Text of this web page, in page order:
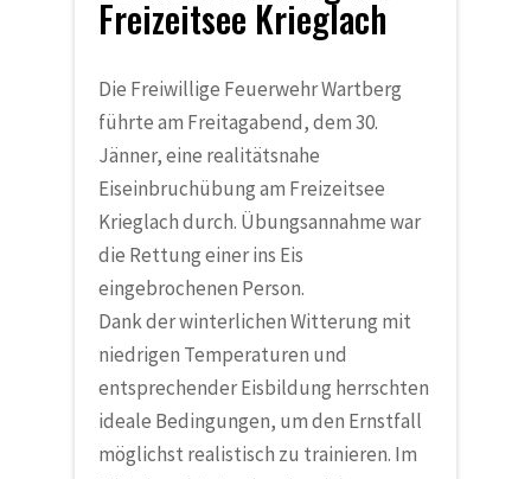
Freizeitsee Krieglach
Die Freiwillige Feuerwehr Wartberg
führte am Freitagabend, dem 30.
Jänner, eine realitätsnahe
Eiseinbruchübung am Freizeitsee
Krieglach durch. Übungsannahme war
die Rettung einer ins Eis
eingebrochenen Person.
Dank der winterlichen Witterung mit
niedrigen Temperaturen und
entsprechender Eisbildung herrschten
ideale Bedingungen, um den Ernstfall
möglichst realistisch zu trainieren. Im